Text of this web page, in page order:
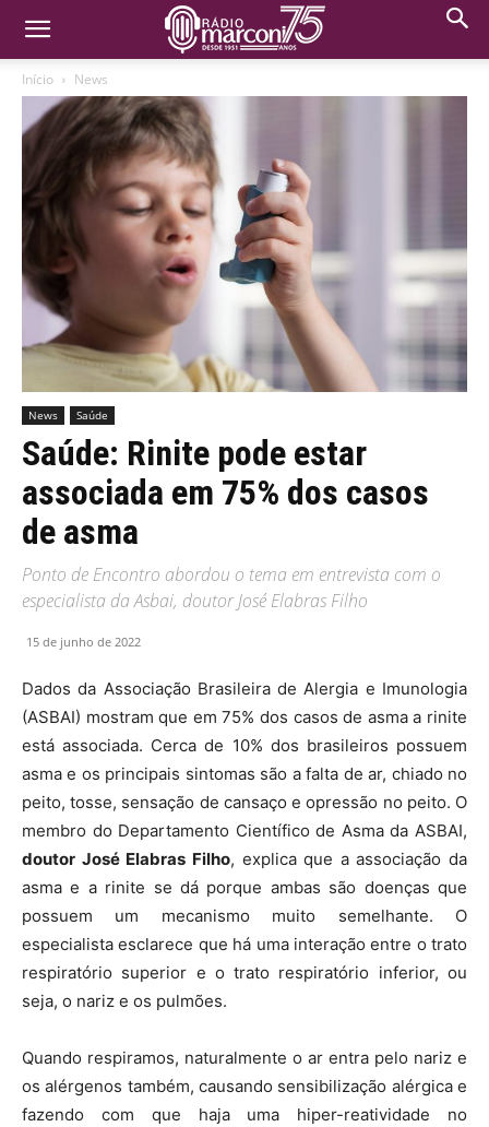
Início News
News Saúde
Saúde: Rinite pode estar
associada em 75% dos casos
de asma
Ponto de Encontro abordou o tema em entrevista com o
especialista da Asbai, doutor José Elabras Filho
15 de junho de 2022
Dados da Associação Brasileira de Alergia e Imunologia
(ASBAI) mostram que em 75% dos casos de asma a rinite
está associada. Cerca de 10% dos brasileiros possuem
asma e os principais sintomas são a falta de ar, chiado no
peito, tosse, sensação de cansaço e opressão no peito. O
membro do Departamento Científico de Asma da ASBAI,
doutor José Elabras Filho, explica que a associação da
asma e a rinite se dá porque ambas são doenças que
possuem um mecanismo muito semelhante. O
especialista esclarece que há uma interação entre o trato
respiratório superior e o trato respiratório inferior, ou
seja, o nariz e os pulmões.
Quando respiramos, naturalmente o ar entra pelo nariz e
os alérgenos também, causando sensibilização alérgica e
fazendo com que haja uma hiper-reatividade no